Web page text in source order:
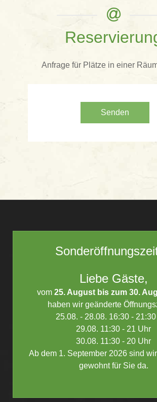
Anfrage für Plätze in einer
Senden
Liebe Gäste,
vom 25. August bis zum 30.
haben wir geänderte
25.08. - 28.08. 16:30 -
29.08. 11:30 - 21 Uhr
30.08. 11:30 - 20 Uhr
Ab dem 1. September 2026 sind
gewohnt für Sie da.